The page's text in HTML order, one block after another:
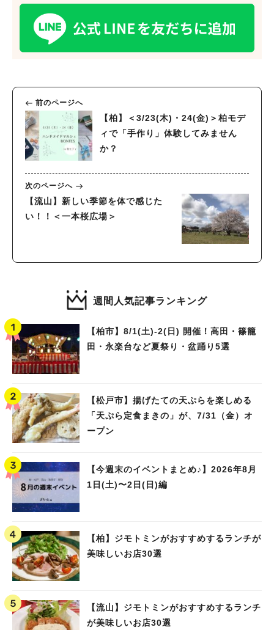
前のページへ
【柏】＜3/23(木)・24(金)＞柏モデ
ィで「手作り」体験してみません
か？
次のページへ
【流山】新しい季節を体で感じた
い！！＜一本桜広場＞
週間人気記事ランキング
【柏市】8/1(土)‐2(日) 開催！高田・篠籠
田・永楽台など夏祭り・盆踊り5選
【松戸市】揚げたての天ぷらを楽しめる
「天ぷら定食まきの」が、7/31（金）オ
ープン
【今週末のイベントまとめ♪】2026年8月
1日(土)〜2日(日)編
【柏】ジモトミンがおすすめするランチが
美味しいお店30選
【流山】ジモトミンがおすすめするランチ
が美味しいお店30選